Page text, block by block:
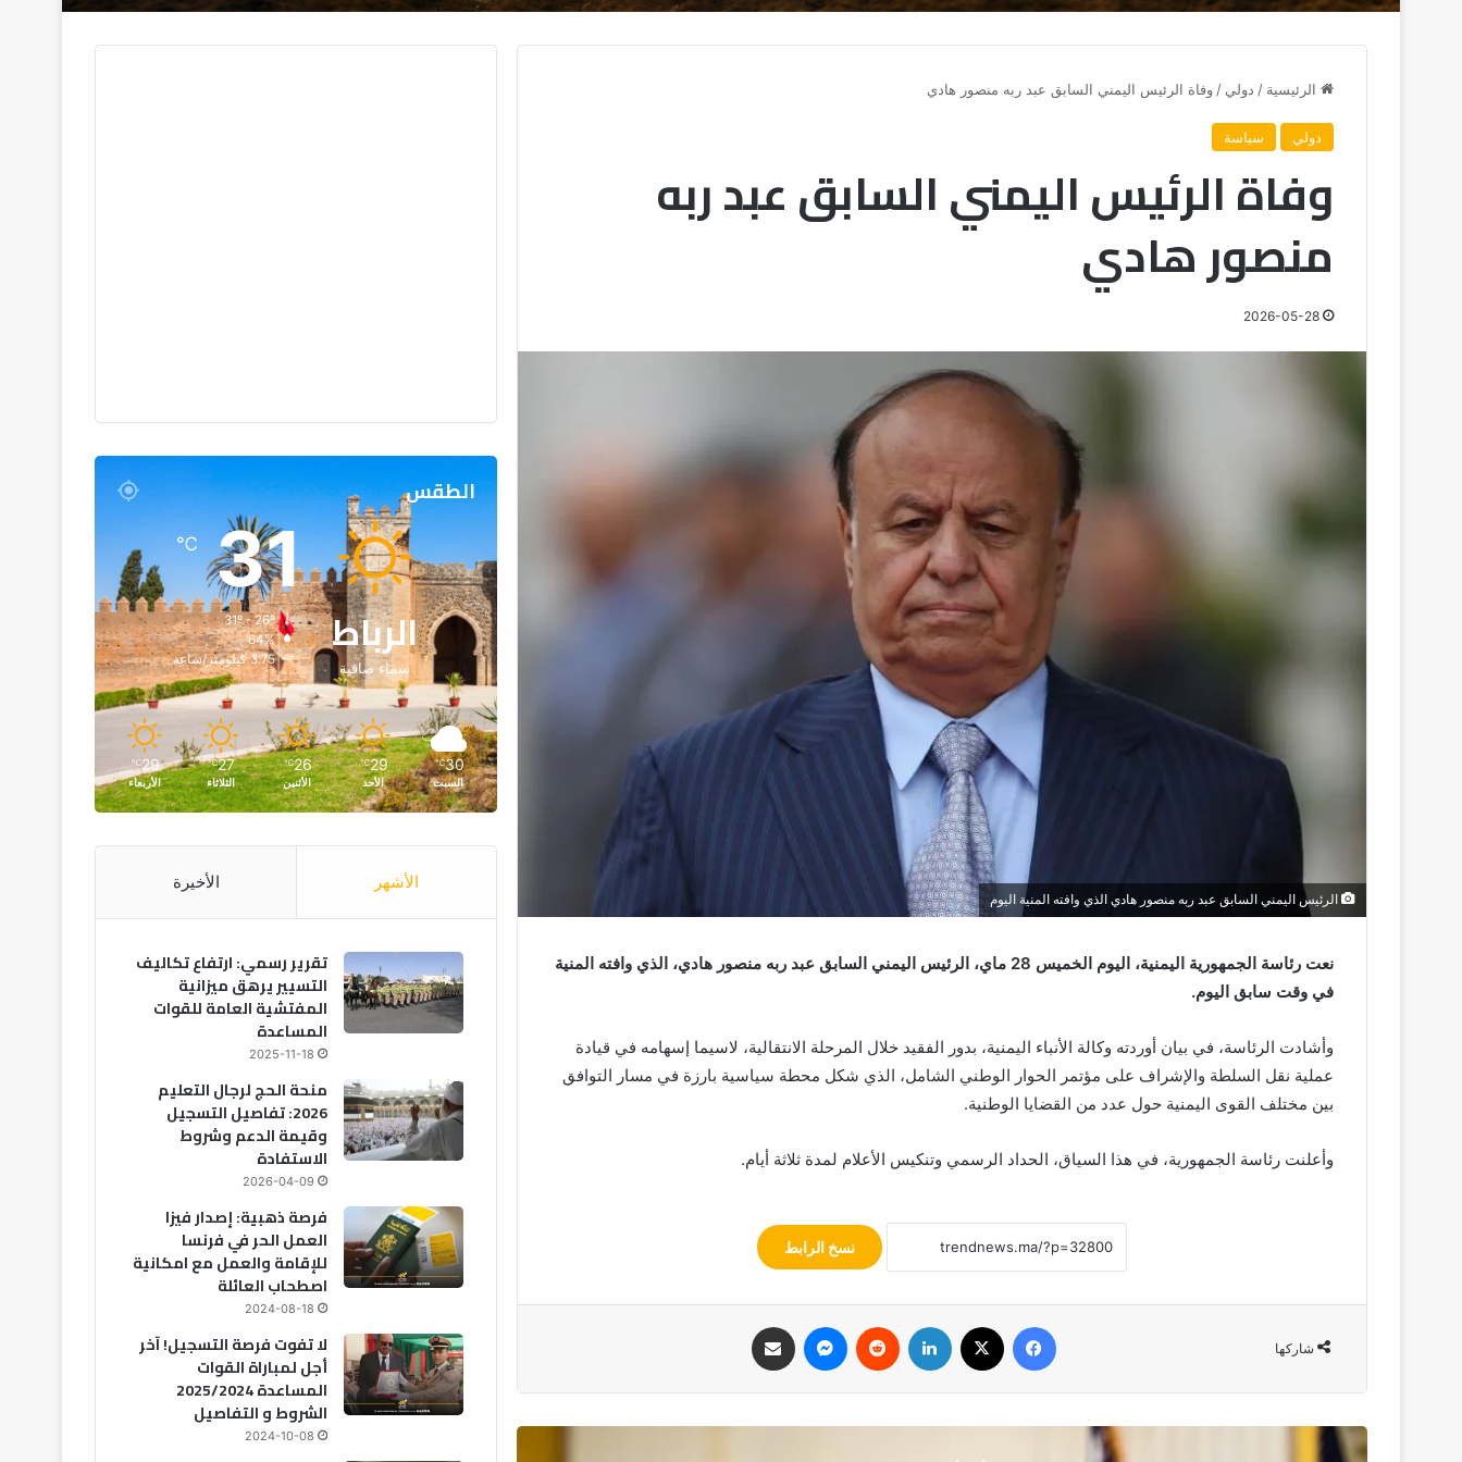
الرئيسية / دولي / وفاة الرئيس اليمني السابق عبد ربه منصور هادي
دولي سياسة
وفاة الرئيس اليمني السابق عبد ربه
منصور هادي
2026-05-28
الرئيس اليمني السابق عبد ربه منصور هادي الذي وافته المنية اليوم
نعت رئاسة الجمهورية اليمنية، اليوم الخميس 28 ماي، الرئيس اليمني السابق عبد ربه منصور هادي، الذي وافته المنية
في وقت سابق اليوم.
وأشادت الرئاسة، في بيان أوردته وكالة الأنباء اليمنية، بدور الفقيد خلال المرحلة الانتقالية، لاسيما إسهامه في قيادة
عملية نقل السلطة والإشراف على مؤتمر الحوار الوطني الشامل، الذي شكل محطة سياسية بارزة في مسار التوافق
بين مختلف القوى اليمنية حول عدد من القضايا الوطنية.
وأعلنت رئاسة الجمهورية، في هذا السياق، الحداد الرسمي وتنكيس الأعلام لمدة ثلاثة أيام.
نسخ الرابط
شاركها
الطقس
الرباط
سماء صافية
31
℃
31º - 26º
64%
3.75 كيلومتر/ساعة
30
℃
السبت
29
℃
الأحد
26
℃
الأثنين
27
℃
الثلاثاء
29
℃
الأربعاء
الأشهر الأخيرة
تقرير رسمي: ارتفاع تكاليف
التسيير يرهق ميزانية
المفتشية العامة للقوات
المساعدة
2025-11-18
منحة الحج لرجال التعليم
2026: تفاصيل التسجيل
وقيمة الدعم وشروط
الاستفادة
2026-04-09
فرصة ذهبية: إصدار فيزا
العمل الحر في فرنسا
للإقامة والعمل مع امكانية
اصطحاب العائلة
2024-08-18
لا تفوت فرصة التسجيل! آخر
أجل لمباراة القوات
المساعدة 2025/2024
الشروط و التفاصيل
2024-10-08